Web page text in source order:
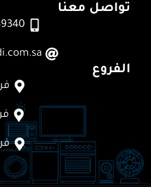
تواصل معنا
الفروع